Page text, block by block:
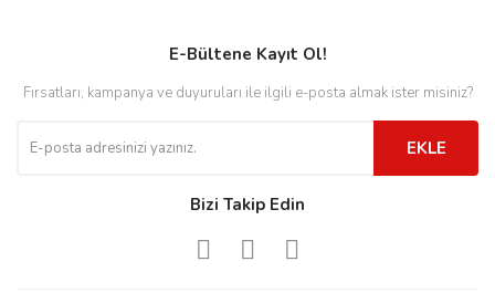
E-Bültene Kayıt Ol!
Fırsatları, kampanya ve duyuruları ile ilgili e-posta almak ister misiniz?
EKLE
Bizi Takip Edin